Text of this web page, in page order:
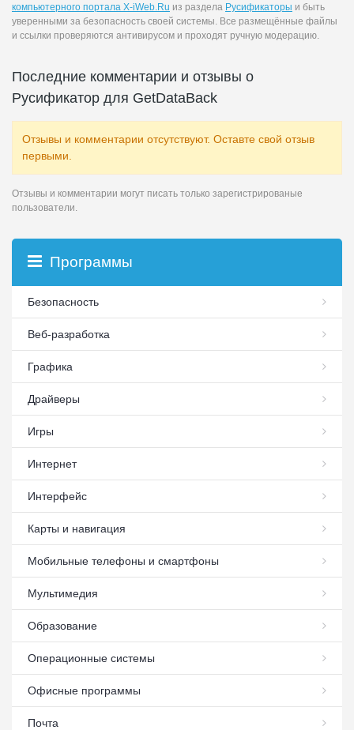
компьютерного портала X-iWeb.Ru из раздела Русификаторы и быть
уверенными за безопасность своей системы. Все размещённые файлы
и ссылки проверяются антивирусом и проходят ручную модерацию.
Последние комментарии и отзывы о
Русификатор для GetDataBack
Отзывы и комментарии отсутствуют. Оставте свой отзыв
первыми.
Отзывы и комментарии могут писать только зарегистрированые
пользователи.
Программы
Безопасность
Веб-разработка
Графика
Драйверы
Игры
Интернет
Интерфейс
Карты и навигация
Мобильные телефоны и смартфоны
Мультимедия
Образование
Операционные системы
Офисные программы
Почта